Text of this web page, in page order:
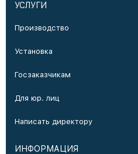
УСЛУГИ
Производство
Установка
Госзаказчикам
Для юр. лиц
Написать директору
ИНФОРМАЦИЯ